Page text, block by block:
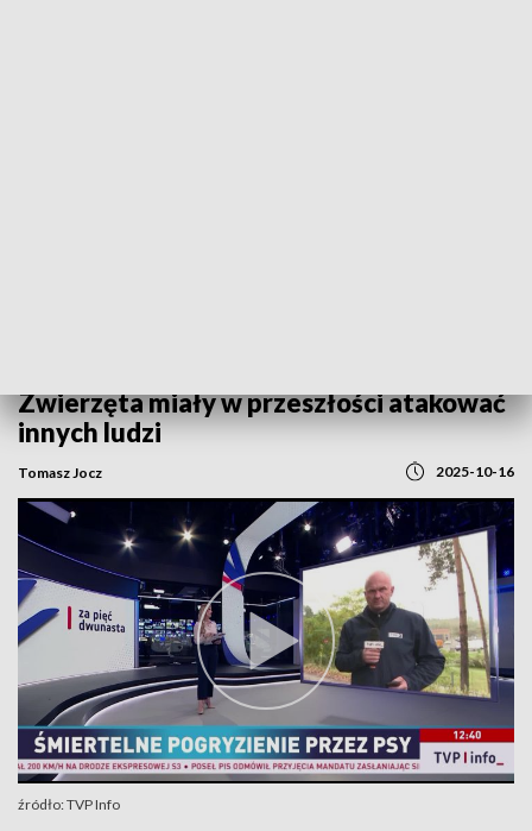
Zwierzęta miały w przeszłości atakować
innych ludzi
Tomasz Jocz 2025-10-16
źródło: TVP Info